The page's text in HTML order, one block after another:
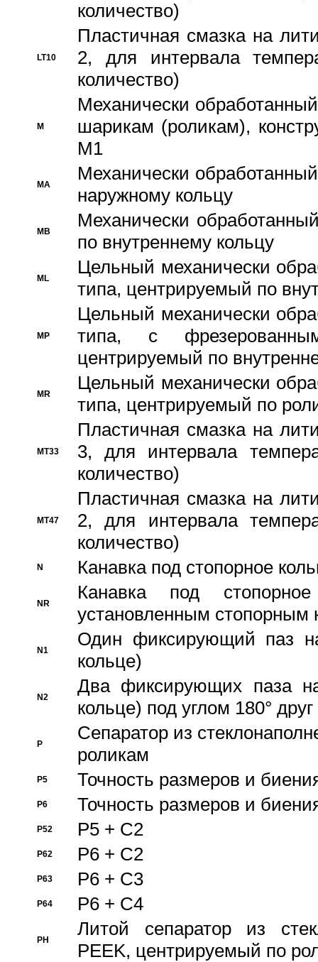
количество)
LT10
Пластичная смазка на
2, для интервала
количество)
M
Механически
шарикам (роликам),
M1
MA
Механически
наружному кольцу
MB
Механически
по внутреннему кольцу
ML
Цельный механически
типа, центрируемый по
MP
Цельный механически
типа, с
центрируемый по
MR
Цельный механически
типа, центрируемый по
MT33
Пластичная смазка на
3, для интервала
количество)
MT47
Пластичная смазка на
2, для интервала
количество)
N Канавка под стопорное
NR
Канавка под
установленным стопорным
N1
Один фиксирующий паз
кольце)
N2
Два фиксирующих паза
кольце) под углом 180° друг
P
Cепаратор из
роликам
P5 Точность размеров и
P6 Точность размеров и
P52 P5 + C2
P62 P6 + C2
P63 P6 + C3
P64 P6 + C4
PH
Литой сепаратор из
PEEK, центрируемый по